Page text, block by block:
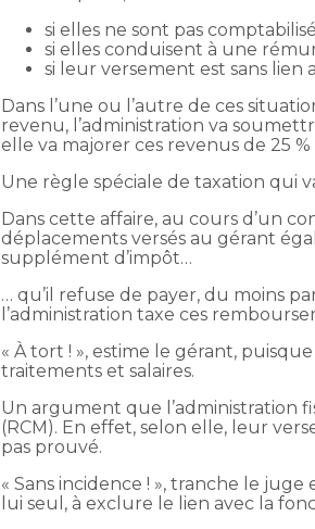
si elles ne sont pas
si elles conduisent à une
si leur versement est sans lien
Dans l’une ou l’autre de ces
revenu, l’administration va
elle va majorer ces revenus de 25
Une règle spéciale de taxation qui
Dans cette affaire, au cours d’un
déplacements versés au gérant
supplément d’impôt…
… qu’il refuse de payer, du moins
l’administration taxe ces
« À tort ! », estime le gérant,
traitements et salaires.
Un argument que l’administration
(RCM). En effet, selon elle, leur
pas prouvé.
« Sans incidence ! », tranche le
lui seul, à exclure le lien avec la